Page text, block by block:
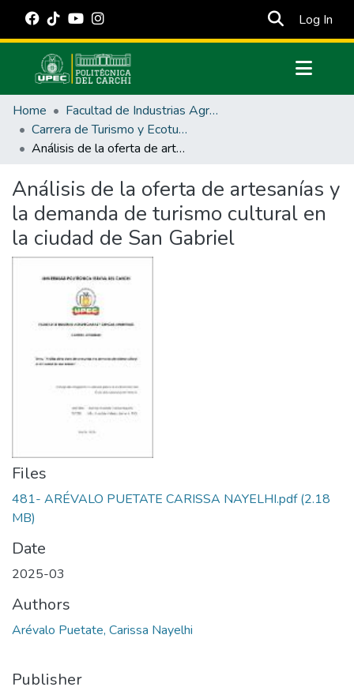
Log In
Communities & Collections
All of DSpace
Statistics
Estadísticas Externas
Manuales
Home
Facultad de Industrias Agropecuarias y Ciencias Ambientales
Carrera de Turismo y Ecoturimo
Análisis de la oferta de artesanías y la demanda de turismo cultural en la ciudad de San Gabriel
Análisis de la oferta de artesanías y
la demanda de turismo cultural en
la ciudad de San Gabriel
Files
481- ARÉVALO PUETATE CARISSA NAYELHI.pdf(2.18
MB)
Date
2025-03
Authors
Arévalo Puetate, Carissa Nayelhi
Publisher